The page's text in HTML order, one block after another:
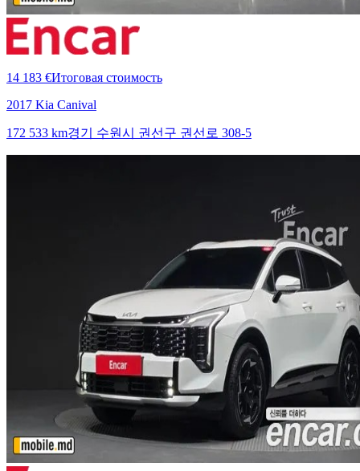
14 183 €Итоговая стоимость
2017 Kia Canival
172 533 km경기 수원시 권선구 권선로 308-5